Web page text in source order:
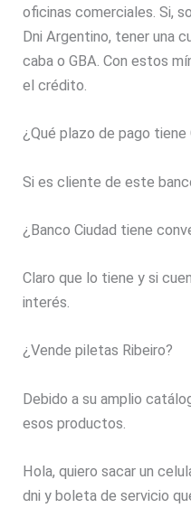
oficinas comerciales. Si,
Dni Argentino, tener una
caba o GBA. Con estos
el crédito.
¿Qué plazo de pago tiene
Si es cliente de este
¿Banco Ciudad tiene
Claro que lo tiene y si
interés.
¿Vende piletas Ribeiro?
Debido a su amplio
esos productos.
Hola, quiero sacar un
dni y boleta de servicio